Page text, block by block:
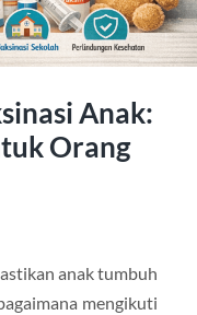
Anak:
Orang
anak tumbuh
mengikuti